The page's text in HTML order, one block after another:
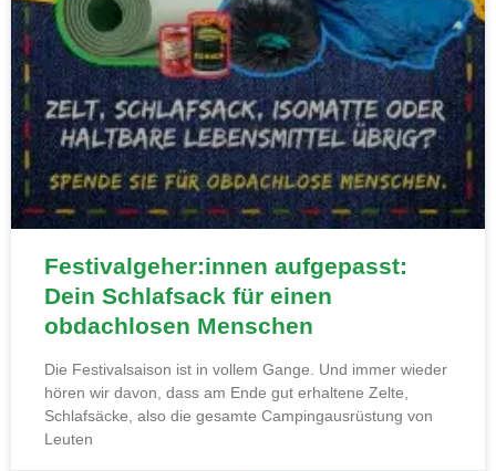
Festivalgeher:innen aufgepasst:
Dein Schlafsack für einen
obdachlosen Menschen
Die Festivalsaison ist in vollem Gange. Und immer wieder
hören wir davon, dass am Ende gut erhaltene Zelte,
Schlafsäcke, also die gesamte Campingausrüstung von
Leuten